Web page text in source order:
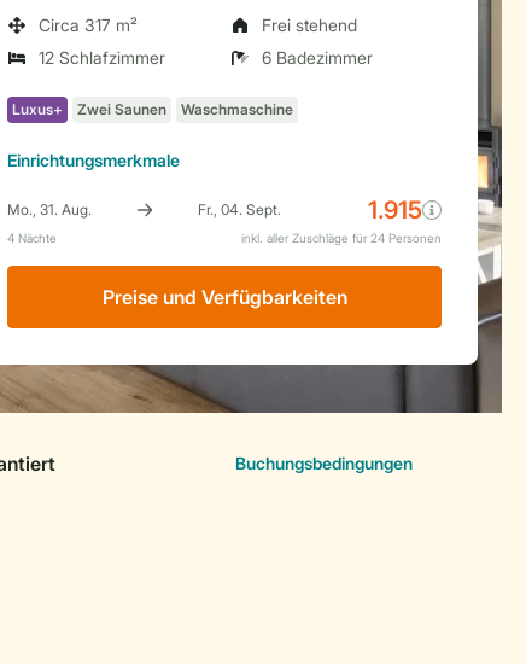
Circa 317 m²
Frei stehend
12 Schlafzimmer
6 Badezimmer
Einrichtungsmerkmale
Preise und Verfügbarkeiten